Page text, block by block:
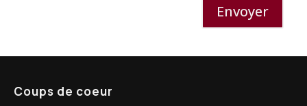
Envoyer
Coups de coeur